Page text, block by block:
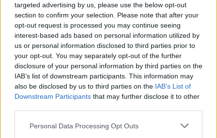
targeted advertising by us, please use the below opt-out
section to confirm your selection. Please note that after your
opt-out request is processed you may continue seeing
interest-based ads based on personal information utilized by
us or personal information disclosed to third parties prior to
your opt-out. You may separately opt-out of the further
disclosure of your personal information by third parties on the
IAB’s list of downstream participants. This information may
also be disclosed by us to third parties on the IAB’s List of
Downstream Participants that may further disclose it to other
Personal Data Processing Opt Outs
31 de juliol de 2026
“L’eclipsi serà una oportunitat també
per a gaudir de les Festes Majors
d’Amposta”
31 de juliol de 2026
Blaumut lidera el cartell musical de les
Festes